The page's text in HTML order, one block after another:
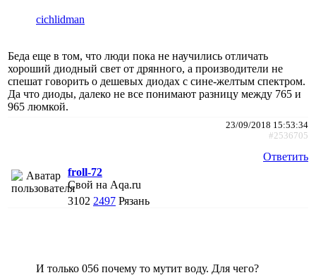
cichlidman
Беда еще в том, что люди пока не научились отличать
хороший диодный свет от дрянного, а производители не
спешат говорить о дешевых диодах с сине-желтым спектром.
Да что диоды, далеко не все понимают разницу между 765 и
965 люмкой.
23/09/2018 15:53:34
#2536705
Ответить
froll-72
Свой на Aqa.ru
3102 2497 Рязань
И только 056 почему то мутит воду. Для чего?